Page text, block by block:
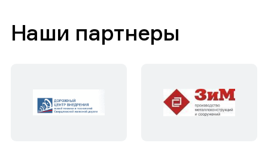
Наши партнеры